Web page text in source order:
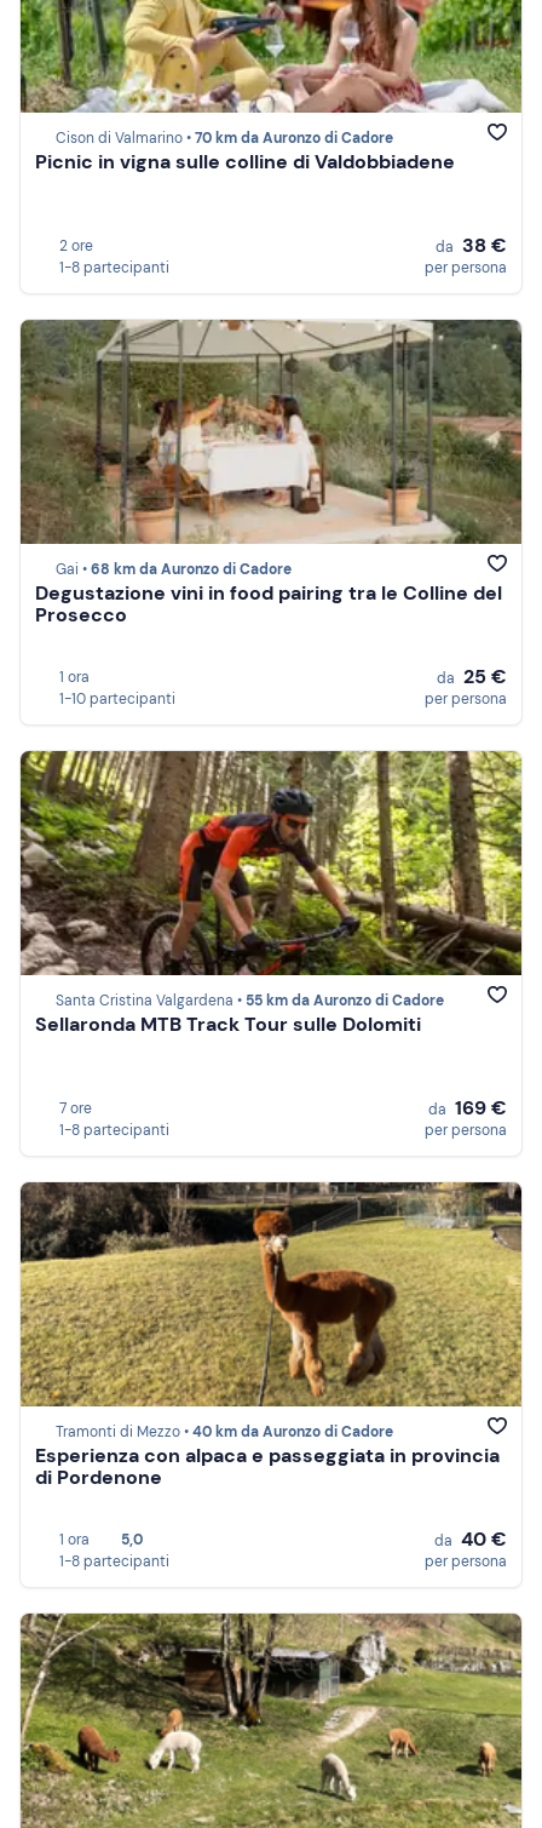
Cison di Valmarino •70 km da Auronzo di Cadore
Picnic in vigna sulle colline di Valdobbiadene
2 ore
1-8 partecipanti
da 38 €
per persona
Gai •68 km da Auronzo di Cadore
Degustazione vini in food pairing tra le Colline del
Prosecco
1 ora
1-10 partecipanti
da 25 €
per persona
Santa Cristina Valgardena • 55 km da Auronzo di Cadore
Sellaronda MTB Track Tour sulle Dolomiti
7 ore
1-8 partecipanti
da 169 €
per persona
Tramonti di Mezzo •40 km da Auronzo di Cadore
Esperienza con alpaca e passeggiata in provincia
di Pordenone
1 ora
5,0
1-8 partecipanti
da 40 €
per persona